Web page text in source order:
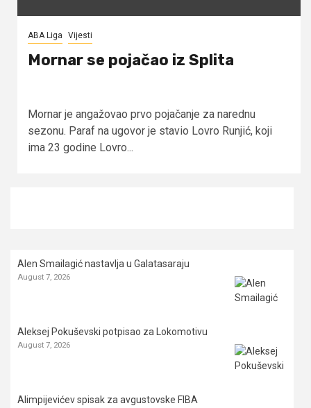
ABA Liga Vijesti
Mornar se pojačao iz Splita
Mornar je angažovao prvo pojačanje za narednu
sezonu. Paraf na ugovor je stavio Lovro Runjić, koji
ima 23 godine Lovro...
Alen Smailagić nastavlja u Galatasaraju
August 7, 2026
Aleksej Pokuševski potpisao za Lokomotivu
August 7, 2026
Alimpijevićev spisak za avgustovske FIBA